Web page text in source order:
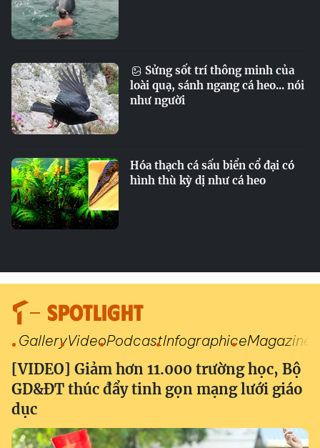
Sửng sốt trí thông minh của
loài quạ, sánh ngang cá heo... nói
như người
Hóa thạch cá sấu biển cổ đại có
hình thù kỳ dị như cá heo
SPOTLIGHT
GalleryVideoPodcastInfographiceMagazine
[VIDEO] Giảm hơn 11.000 trường học, Bộ
GD&ĐT thúc đẩy tinh gọn mạng lưới giáo
dục